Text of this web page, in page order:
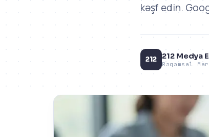
kəşf edin.
212 212 Medya
Rəqəmsal